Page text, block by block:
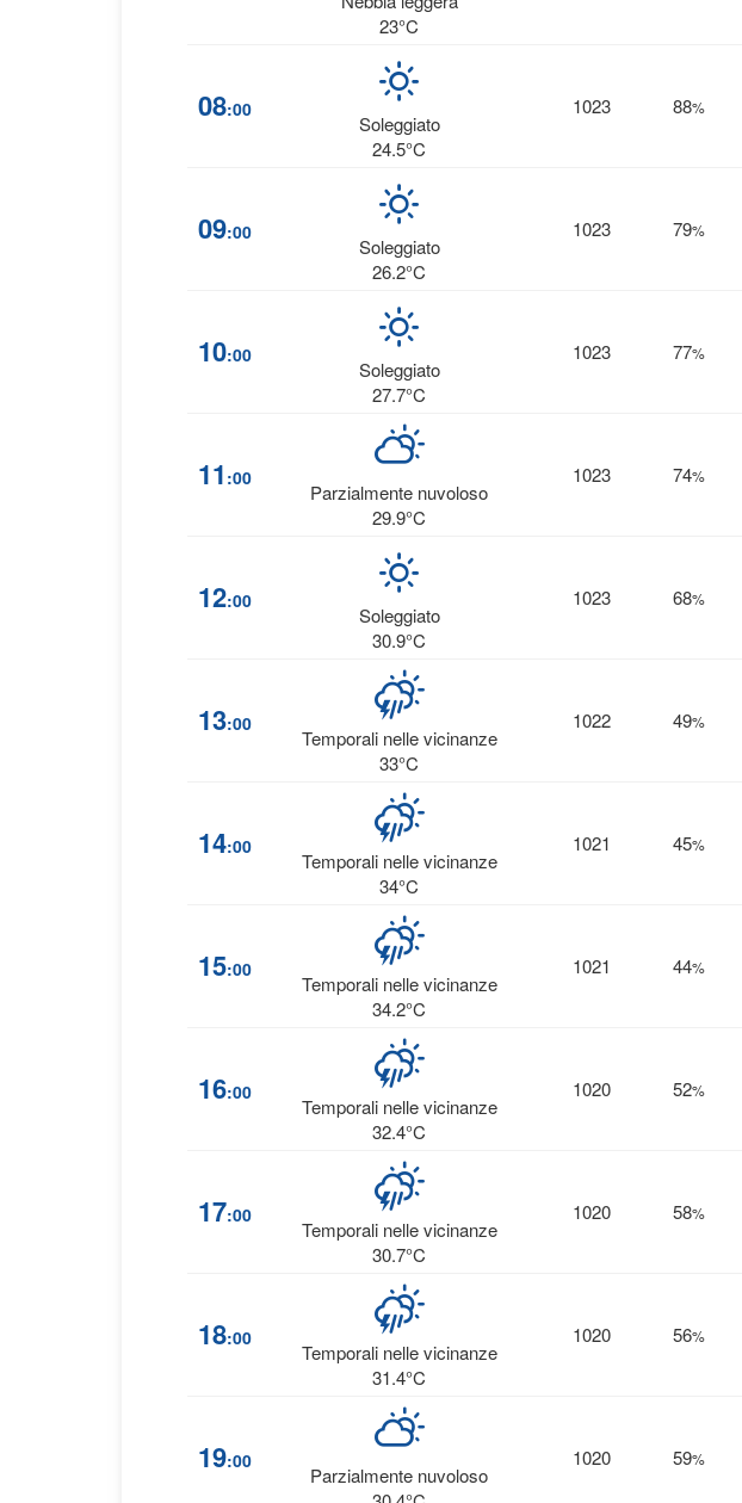
23°C
08:00
Soleggiato
24.5°C
1023 88%
09:00
Soleggiato
26.2°C
1023 79%
10:00
Soleggiato
27.7°C
1023 77%
11 :00
Parzialmente nuvoloso
29.9°C
1023 74%
12:00
Soleggiato
30.9°C
1023 68%
13:00
Temporali nelle vicinanze
33°C
1022 49%
14:00
Temporali nelle vicinanze
34°C
1021 45%
15:00
Temporali nelle vicinanze
34.2°C
1021 44%
16:00
Temporali nelle vicinanze
32.4°C
1020 52%
17:00
Temporali nelle vicinanze
30.7°C
1020 58%
18:00
Temporali nelle vicinanze
31.4°C
1020 56%
19:00
Parzialmente nuvoloso
1020 59%